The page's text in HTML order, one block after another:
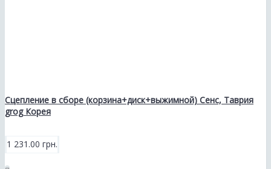
Сцепление в сборе (корзина+диск+выжимной) Сенс, Таврия
grog Корея
1 231.00 грн.